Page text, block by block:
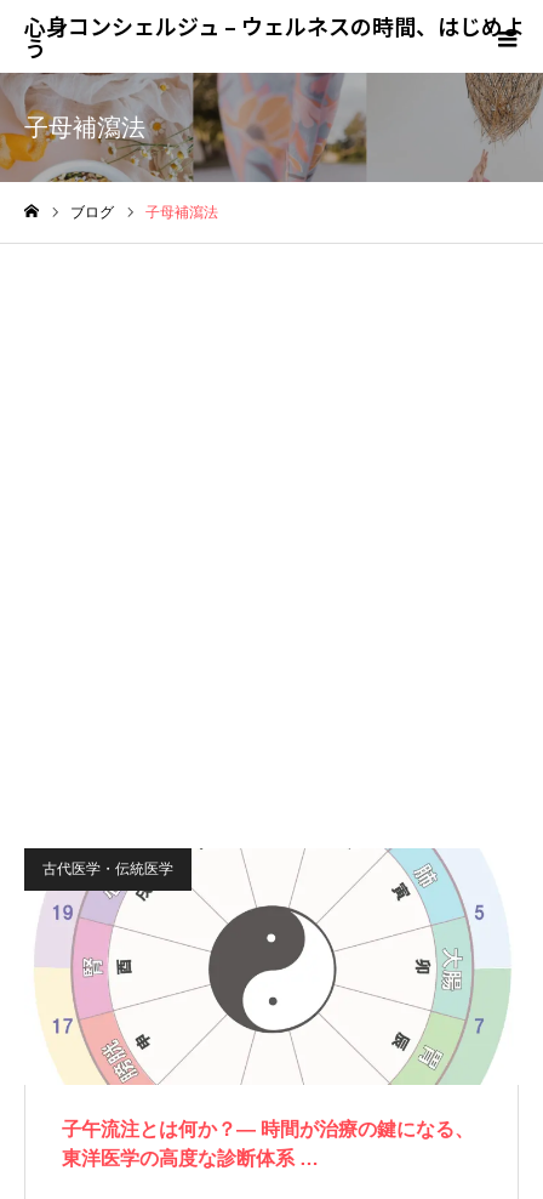
心身コンシェルジュ – ウェルネスの時間、はじめよ
う
子母補瀉法
ブログ 子母補瀉法
古代医学・伝統医学
子午流注とは何か？― 時間が治療の鍵になる、
東洋医学の高度な診断体系 …